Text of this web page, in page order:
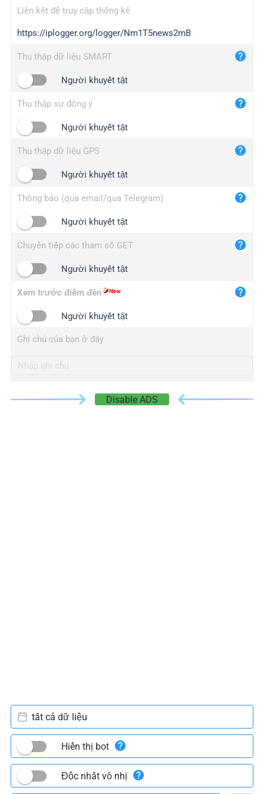
bc.ax
iplogger.com
maper.info
2no.co
yip.su
iplogger.info
Liên kết để truy cập thống kê
https://iplogger.org/logger/Nm1T5news2mB
Thu thập dữ liệu SMART
Người khuyết tật
Thu thập sự đồng ý
Người khuyết tật
Thu thập dữ liệu GPS
Người khuyết tật
Thông báo (qua email/qua Telegram)
Người khuyết tật
Chuyển tiếp các tham số GET
Người khuyết tật
Xem trước điểm đến
Người khuyết tật
Ghi chú của bạn ở đây
Disable ADS
tất cả dữ liệu
Hiển thị bot
Độc nhất vô nhị